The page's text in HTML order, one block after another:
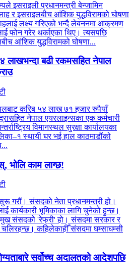
इसराइली प्रधानमन्त्री बेन्जामिन
र इसराइलबीच आंशिक युद्धविरामको घोषणा
लक्ष्य गरिएको भन्दै लेबननमा आक्रमण
फोन गरेर थर्काएका थिए। त्यसपछि
आंशिक युद्धविरामको घोषणा...
लाखभन्दा बढी रकमसहित नेपाल
करिब ५४ लाख ७१ हजार रुपैयाँ
नेपाल एयरलाइन्सका एक कर्मचारी
विमानस्थल सुरक्षा कार्यालयका
स्थायी घर भई हाल काठमाडौंको
भोलि काम लाग्छ!
गरौं। संसदको नेता प्रधानमन्त्री हो।
भूमिकाका लागि चुनेको हुन्छ।
संसदको 'रेफ्री' हो। संसदमा सरकार र
कहिलेकाहीँ संसदमा घम्साघम्सी
सर्वोच्च अदालतको आदेशपछि